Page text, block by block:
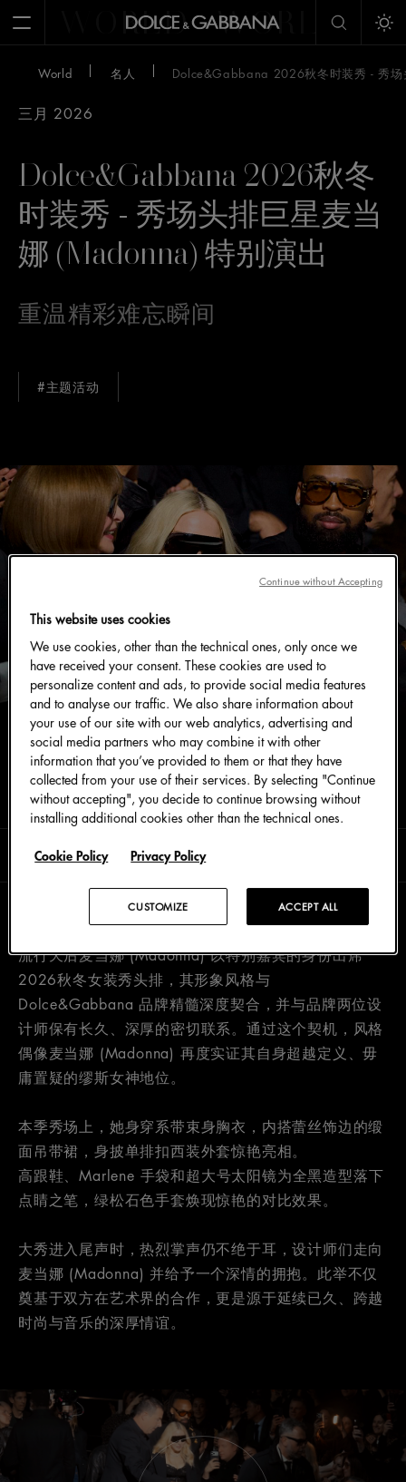
Open MenuWORLD WORLD
World 名人 Dolce&Gabbana 2026秋冬时装秀 - 秀
三月 2026
Dolce&Gabbana 2026秋冬
时装秀 - 秀场头排巨星麦当
娜 (Madonna) 特别演出
重温精彩难忘瞬间
#主题活动
阅读时长0分钟
2026年2月28日 米兰
流行天后麦当娜 (Madonna) 以特别嘉宾的身份出席
2026秋冬女装秀头排，其形象风格与
Dolce&Gabbana 品牌精髓深度契合，并与品牌两位设
计师保有长久、深厚的密切联系。通过这个契机，风格
偶像麦当娜 (Madonna) 再度实证其自身超越定义、毋
庸置疑的缪斯女神地位。
本季秀场上，她身穿系带束身胸衣，内搭蕾丝饰边的缎
面吊带裙，身披单排扣西装外套惊艳亮相。
高跟鞋、Marlene 手袋和超大号太阳镜为全黑造型落下
点睛之笔，绿松石色手套焕现惊艳的对比效果。
大秀进入尾声时，热烈掌声仍不绝于耳，设计师们走向
麦当娜 (Madonna) 并给予一个深情的拥抱。此举不仅
奠基于双方在艺术界的合作，更是源于延续已久、跨越
时尚与音乐的深厚情谊。
This website uses cookies
We use cookies, other than the technical ones, only once we
have received your consent. These cookies are used to
personalize content and ads, to provide social media features
and to analyse our traffic. We also share information about
your use of our site with our web analytics, advertising and
social media partners who may combine it with other
information that you’ve provided to them or that they have
collected from your use of their services. By selecting "Continue
without accepting", you decide to continue browsing without
installing additional cookies other than the technical ones.
Cookie Policy Privacy Policy
ACCEPT ALL
CUSTOMIZE
Continue without Accepting